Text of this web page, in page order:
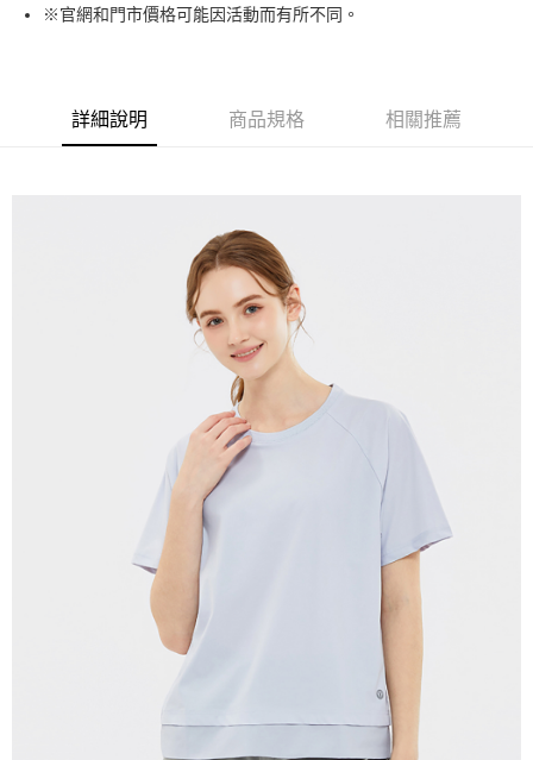
每筆NT$130，滿NT$1,000(含以上)免運費
※官網和門市價格可能因活動而有所不同。
詳細說明 商品規格 相關推薦